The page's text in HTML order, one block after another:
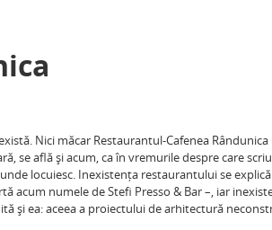
Nici măcar Restaurantul-Cafenea
se află și acum, ca în vremurile despre care
locuiesc. Inexistența restaurantului se
acum numele de Stefi Presso & Bar –, iar
și ea: aceea a proiectului de arhitectură